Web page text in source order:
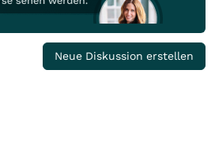
Neue Diskussion erstellen